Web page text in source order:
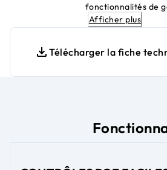
fonctionnalités de
fondamentales
économies
ventilateur et
Afficher plus
Télécharger la fiche